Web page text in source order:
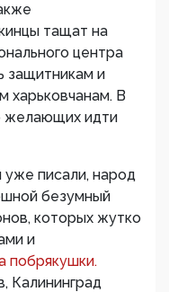
тащат на
центра
защитникам и
харьковчанам. В
желающих идти
писали, народ
безумный
которых жутко
и
побрякушки.
Калининград